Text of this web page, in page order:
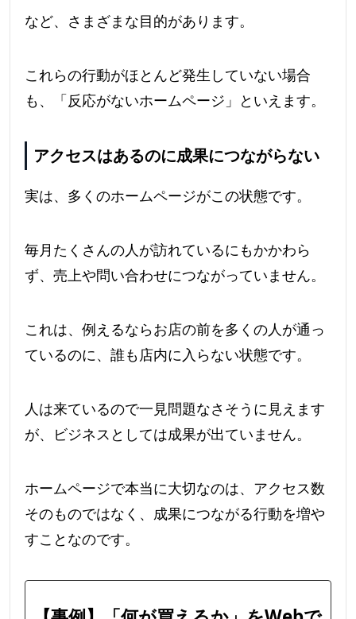
など、さまざまな目的があります。
これらの行動がほとんど発生していない場合
も、「反応がないホームページ」といえます。
アクセスはあるのに成果につながらない
実は、多くのホームページがこの状態です。
毎月たくさんの人が訪れているにもかかわら
ず、売上や問い合わせにつながっていません。
これは、例えるならお店の前を多くの人が通っ
ているのに、誰も店内に入らない状態です。
人は来ているので一見問題なさそうに見えます
が、ビジネスとしては成果が出ていません。
ホームページで本当に大切なのは、アクセス数
そのものではなく、成果につながる行動を増や
すことなのです。